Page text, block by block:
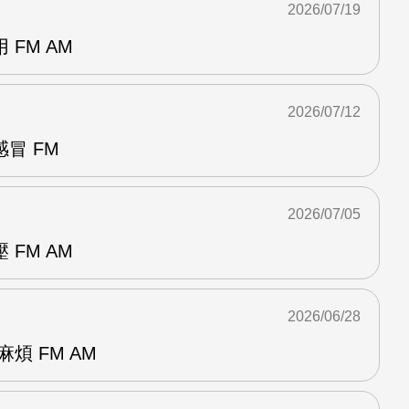
FM AM
2026/07/19
冒 FM
2026/07/12
FM AM
2026/07/05
煩 FM AM
2026/06/28